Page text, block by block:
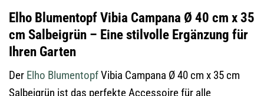
Elho Blumentopf Vibia Campana Ø 40 cm x 35
cm Salbeigrün – Eine stilvolle Ergänzung für
Ihren Garten
Der Elho BlumentopfVibia Campana Ø 40 cm x 35 cm
Salbeigrün ist das perfekte Accessoire für alle